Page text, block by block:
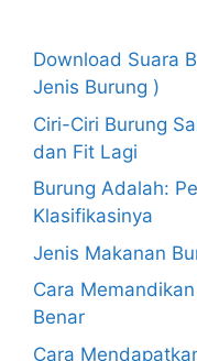
Download Suara
Jenis Burung )
Ciri-Ciri Burung
dan Fit Lagi
Burung Adalah:
Klasifikasinya
Jenis Makanan
Cara
Benar
Cara